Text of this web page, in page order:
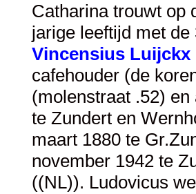
Catharina trouwt op
jarige leeftijd met de
Vincensius Luijckx
cafehouder (de
(molenstraat .52)
te Zundert en
maart 1880 te
november 1942 te
((NL)). Ludovicus